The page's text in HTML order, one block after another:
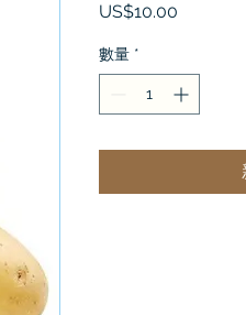
US$10.00
數量 *